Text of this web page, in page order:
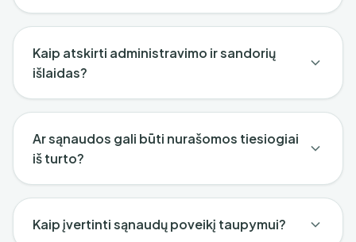
Kaip atskirti administravimo ir sandorių
išlaidas?
Ar sąnaudos gali būti nurašomos tiesiogiai
iš turto?
Kaip įvertinti sąnaudų poveikį taupymui?